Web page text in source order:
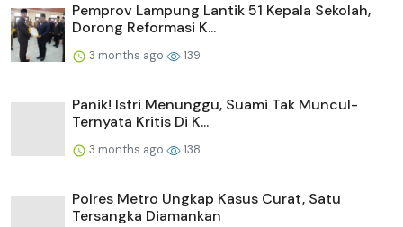
Pemprov Lampung Lantik 51 Kepala Sekolah,
Dorong Reformasi K...
3 months ago 139
Panik! Istri Menunggu, Suami Tak Muncul-
Ternyata Kritis Di K...
3 months ago 138
Polres Metro Ungkap Kasus Curat, Satu
Tersangka Diamankan